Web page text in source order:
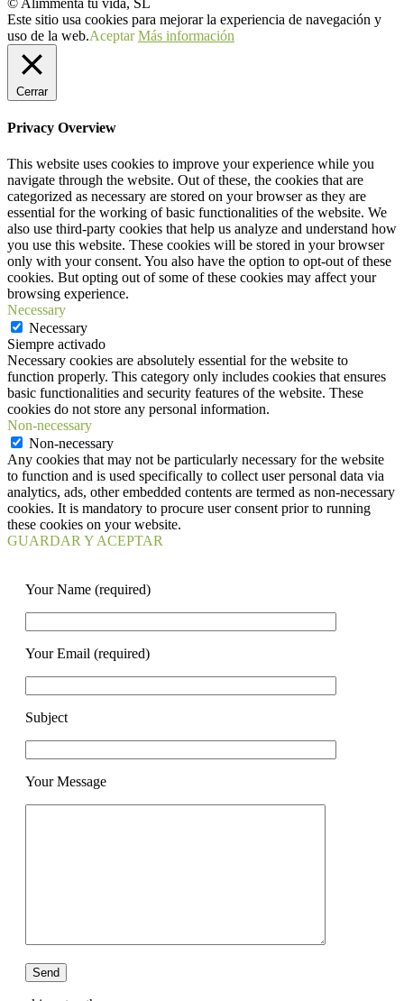
© Alimmenta tu vida, SL
Este sitio usa cookies para mejorar la experiencia de navegación y
uso de la web.Aceptar Más información
Cerrar
Privacy Overview
This website uses cookies to improve your experience while you
navigate through the website. Out of these, the cookies that are
categorized as necessary are stored on your browser as they are
essential for the working of basic functionalities of the website. We
also use third-party cookies that help us analyze and understand how
you use this website. These cookies will be stored in your browser
only with your consent. You also have the option to opt-out of these
cookies. But opting out of some of these cookies may affect your
browsing experience.
Necessary
Necessary
Siempre activado
Necessary cookies are absolutely essential for the website to
function properly. This category only includes cookies that ensures
basic functionalities and security features of the website. These
cookies do not store any personal information.
Non-necessary
Non-necessary
Any cookies that may not be particularly necessary for the website
to function and is used specifically to collect user personal data via
analytics, ads, other embedded contents are termed as non-necessary
cookies. It is mandatory to procure user consent prior to running
these cookies on your website.
GUARDAR Y ACEPTAR
Your Name (required)
Your Email (required)
Subject
Your Message